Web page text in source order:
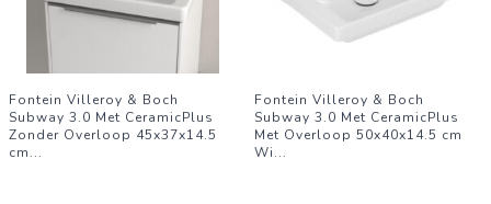
Fontein Villeroy & Boch
Subway 3.0 Met CeramicPlus
Zonder Overloop 45x37x14.5
cm...
Fontein Villeroy & Boch
Subway 3.0 Met CeramicPlus
Met Overloop 50x40x14.5 cm
Wi...